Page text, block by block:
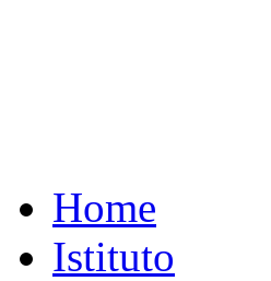
Home
Istituto